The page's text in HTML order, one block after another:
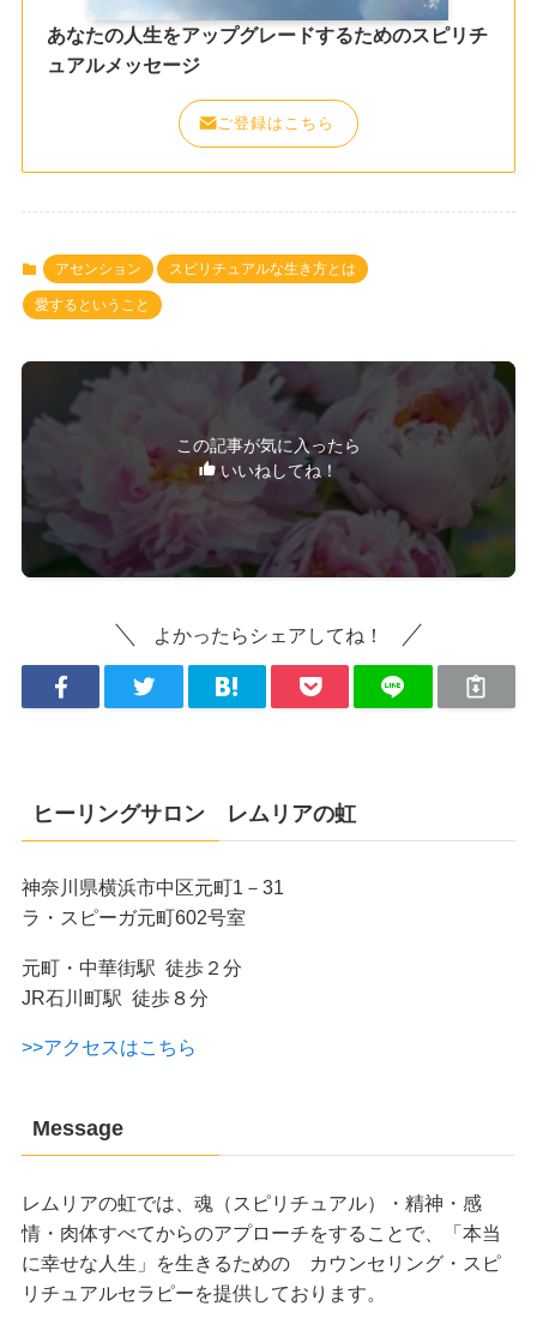
あなたの人生をアップグレードするためのスピリチ
ュアルメッセージ
ご登録はこちら
アセンション スピリチュアルな生き方とは
愛するということ
この記事が気に入ったら
いいねしてね！
よかったらシェアしてね！
ヒーリングサロン レムリアの虹
神奈川県横浜市中区元町1－31
ラ・スピーガ元町602号室
元町・中華街駅 徒歩２分
JR石川町駅 徒歩８分
>>アクセスはこちら
Message
レムリアの虹では、魂（スピリチュアル）・精神・感
情・肉体すべてからのアプローチをすることで、「本当
に幸せな人生」を生きるための カウンセリング・スピ
リチュアルセラピーを提供しております。